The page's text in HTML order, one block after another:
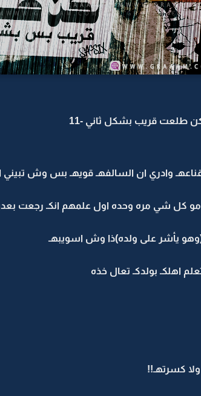
طلعت قريب بشكل ثاني -11
وادري ان السالفهـ قويهـ بس وش تبيني
كل شي مره وحده اول علمهم انكـ رجعت
يأشر على ولده)ذا وش اسويبهـ
اهلكـ بولدكـ تعال خذه
كسرتهـ!!